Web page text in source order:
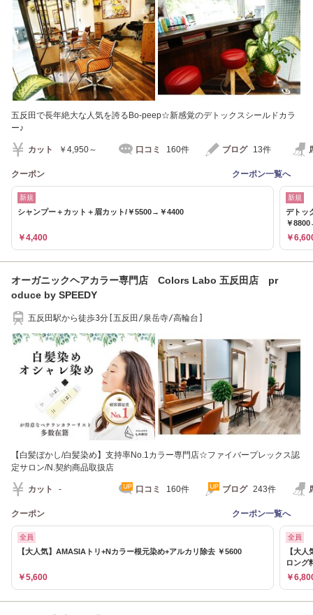
五反田で長年絶大な人気を誇るBo-peep☆新感覚のデトックスシールドカラ
ー♪
カット ￥4,950～ 口コミ 160件 ブログ 13件
クーポン クーポン一覧へ
新規
シャンプー＋カット＋眉カット/￥5500→￥4400
￥4,400
新規
デトッ
￥
￥
オーガニックヘアカラー専門店 Colors Labo 五反田店 pr
oduce by SPEEDY
五反田駅から徒歩3分[五反田/泉岳寺/高輪台]
【白髪ぼかし/白髪染め】支持率No.1カラー専門店☆ファイバープレックス認
定サロン/N.契約商品取扱店
カット - 口コミ 160件 ブログ 243件
クーポン クーポン一覧へ
全員
【大人気】AMASIAトリ+Nカラー根元染め+アルカリ除去 ￥5600
￥5,600
全員
【大
ロング
￥